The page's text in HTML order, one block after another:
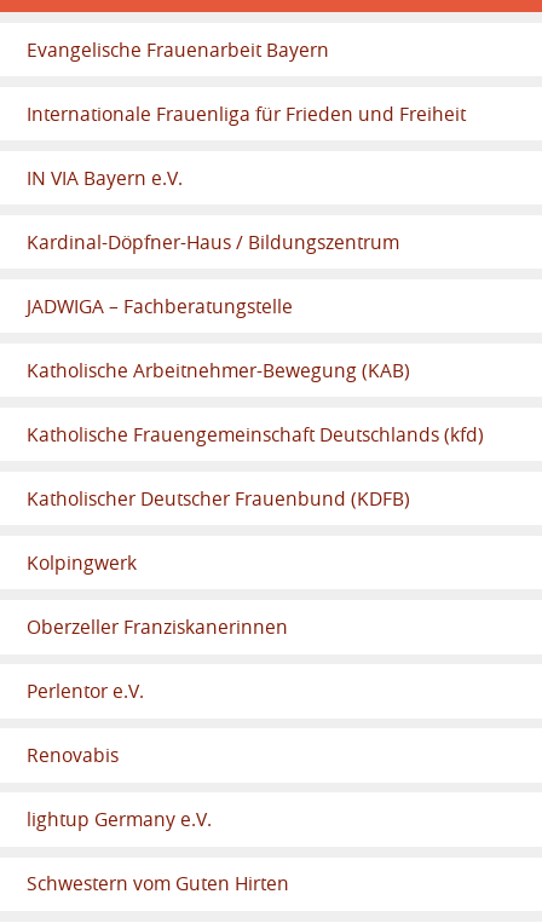
Evangelische Frauenarbeit Bayern
Internationale Frauenliga für Frieden und Freiheit
IN VIA Bayern e.V.
Kardinal-Döpfner-Haus / Bildungszentrum
JADWIGA – Fachberatungstelle
Katholische Arbeitnehmer-Bewegung (KAB)
Katholische Frauengemeinschaft Deutschlands (kfd)
Katholischer Deutscher Frauenbund (KDFB)
Kolpingwerk
Oberzeller Franziskanerinnen
Perlentor e.V.
Renovabis
lightup Germany e.V.
Schwestern vom Guten Hirten